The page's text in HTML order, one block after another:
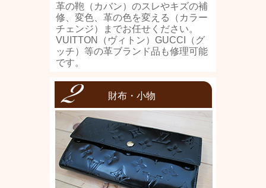
革の鞄（カバン）のスレやキズの補
修、変色、革の色を変える（カラー
チェンジ）までお任せください。
VUITTON（ヴィトン）GUCCI（グ
ッチ）等の革ブランド品も修理可能
です。
財布・小物